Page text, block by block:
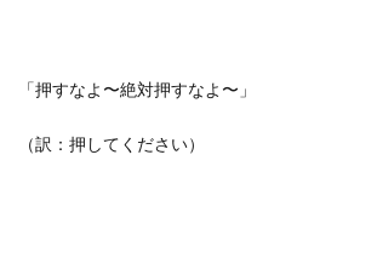
「押すなよ〜絶対押すなよ〜」
（訳：押してください）